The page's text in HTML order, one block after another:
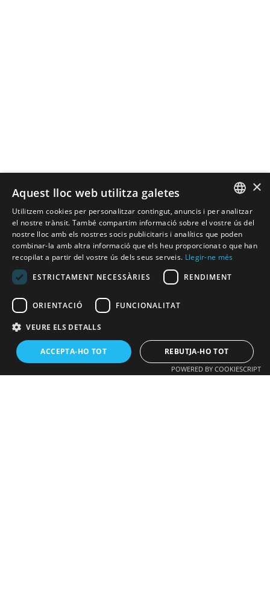
SPANISH
CATALAN
×
Aquest lloc web utilitza galetes
Utilitzem cookies per personalitzar contingut, anuncis i per analitzar
el nostre trànsit. També compartim informació sobre el vostre ús del
nostre lloc amb els nostres socis publicitaris i analítics que poden
combinar-la amb altra informació que els heu proporcionat o que han
recopilat a partir del vostre ús dels seus serveis. Llegir-ne més
ESTRICTAMENT NECESSÀRIES
RENDIMENT
ORIENTACIÓ FUNCIONALITAT
VEURE ELS DETALLS
ACCEPTA-HO TOT REBUTJA-HO TOT
POWERED BY COOKIESCRIPT